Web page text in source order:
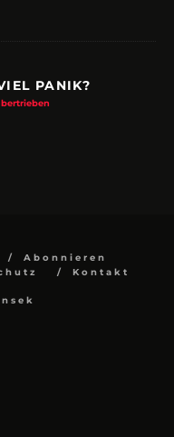
PANIK?
Abonnieren
Kontakt